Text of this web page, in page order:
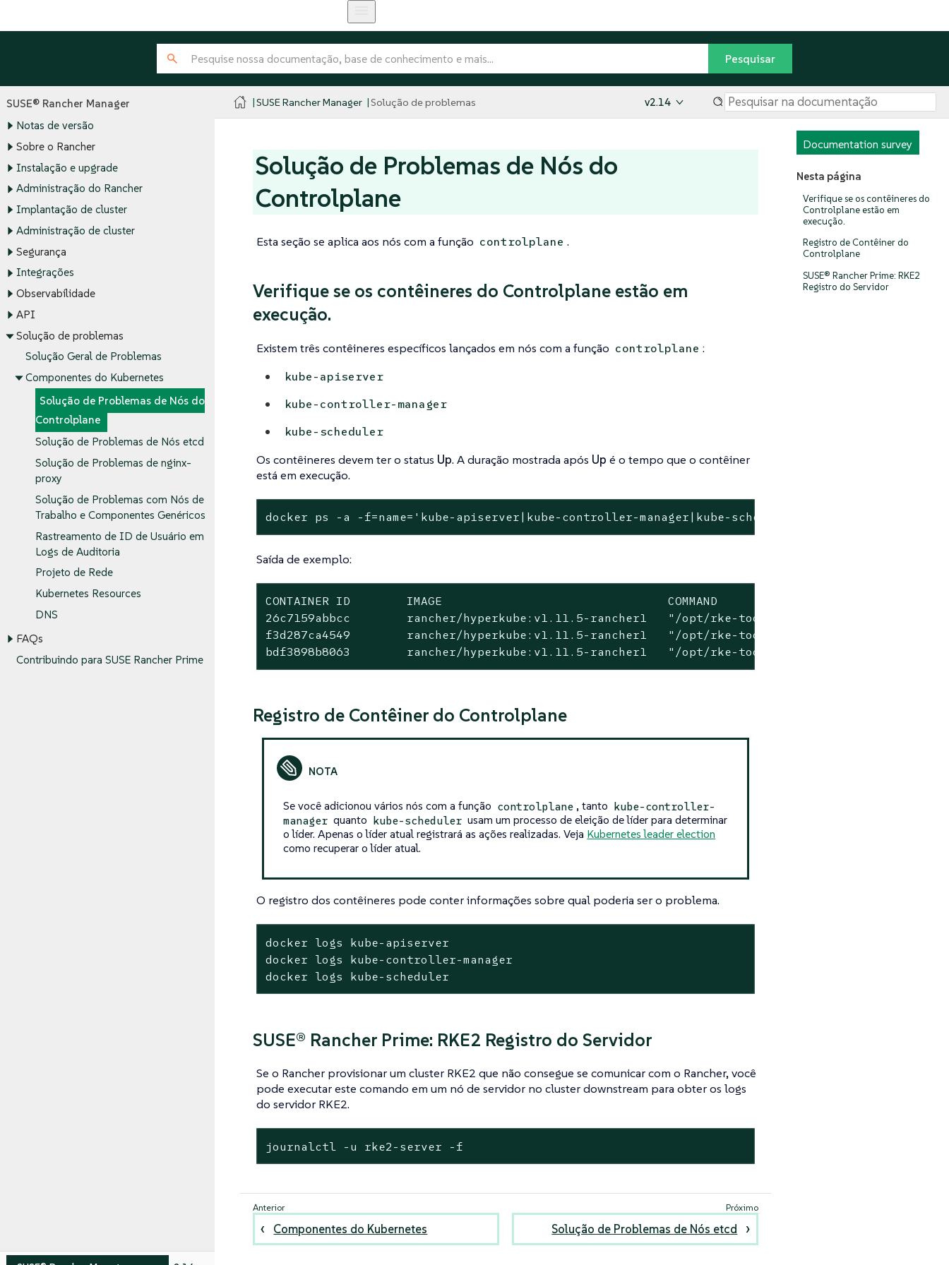
SUSE® Rancher Manager
Notas de versão
Sobre o Rancher
Instalação e upgrade
Administração do Rancher
Implantação de cluster
Administração de cluster
Segurança
Integrações
Observabilidade
API
Solução de problemas
Solução Geral de Problemas
Componentes do Kubernetes
Solução de Problemas de Nós do
Controlplane
Solução de Problemas de Nós etcd
Solução de Problemas de nginx-
proxy
Solução de Problemas com Nós de
Trabalho e Componentes Genéricos
Rastreamento de ID de Usuário em
Logs de Auditoria
Projeto de Rede
Kubernetes Resources
DNS
FAQs
Contribuindo para SUSE Rancher Prime
SUSE Rancher Manager Solução de problemas v2.14
Documentation survey
Nesta página
Verifique se os contêineres do
Controlplane estão em
execução.
Registro de Contêiner do
Controlplane
SUSE® Rancher Prime: RKE2
Registro do Servidor
Solução de Problemas de Nós do
Controlplane
Esta seção se aplica aos nós com a função controlplane .
Verifique se os contêineres do Controlplane estão em
execução.
Existem três contêineres específicos lançados em nós com a função controlplane :
kube-apiserver
kube-controller-manager
kube-scheduler
Os contêineres devem ter o status Up. A duração mostrada após Up é o tempo que o contêiner
está em execução.
docker ps -a -f=name='kube-apiserver|kube-controller-manager|kube-scheduler'
Saída de exemplo:
CONTAINER ID        IMAGE                                COMMAND                  CREATED
26c7159abbcc        rancher/hyperkube:v1.11.5-rancher1   "/opt/rke-tools/en..."   3
f3d287ca4549        rancher/hyperkube:v1.11.5-rancher1   "/opt/rke-tools/en..."   3
bdf3898b8063        rancher/hyperkube:v1.11.5-rancher1   "/opt/rke-tools/en..."   3
Registro de Contêiner do Controlplane
Se você adicionou vários nós com a função controlplane , tanto kube-controller-
manager quanto kube-scheduler usam um processo de eleição de líder para determinar
o líder. Apenas o líder atual registrará as ações realizadas. Veja Kubernetes leader election
como recuperar o líder atual.
O registro dos contêineres pode conter informações sobre qual poderia ser o problema.
docker logs kube-apiserver
docker logs kube-controller-manager
docker logs kube-scheduler
SUSE® Rancher Prime: RKE2 Registro do Servidor
Se o Rancher provisionar um cluster RKE2 que não consegue se comunicar com o Rancher, você
pode executar este comando em um nó de servidor no cluster downstream para obter os logs
do servidor RKE2.
journalctl -u rke2-server -f
Componentes do Kubernetes Solução de Problemas de Nós etcd